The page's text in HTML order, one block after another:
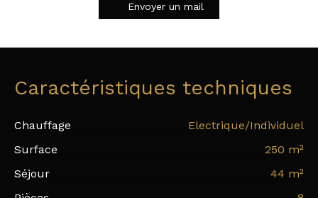
Envoyer un mail
Caractéristiques techniques
Chauffage
Electrique/Individuel
Surface
250 m²
Séjour
44 m²